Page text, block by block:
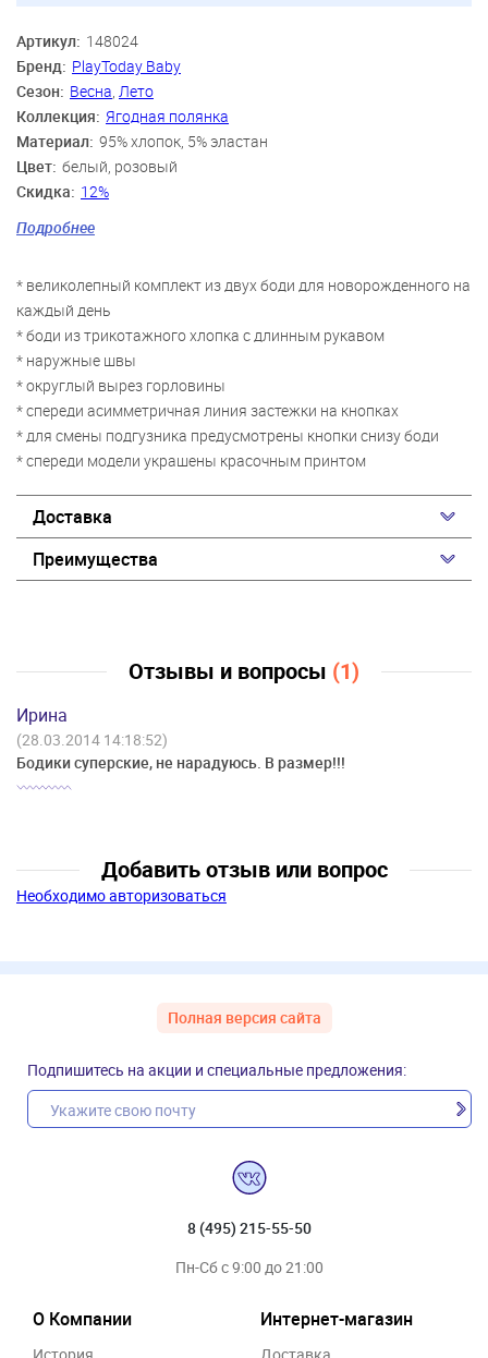
Артикул: 148024
Бренд: PlayToday Baby
Сезон: Весна, Лето
Коллекция: Ягодная полянка
Материал: 95% хлопок, 5% эластан
Цвет: белый, розовый
Скидка: 12%
Девочки
Возраст: 0 мес., 3 мес., 6 мес., 9 мес.
Подробнее
* великолепный комплект из двух боди для новорожденного на
каждый день
* боди из трикотажного хлопка с длинным рукавом
* наружные швы
* округлый вырез горловины
* спереди асимметричная линия застежки на кнопках
* для смены подгузника предусмотрены кнопки снизу боди
* спереди модели украшены красочным принтом
Доставка
Преимущества
Отзывы и вопросы (1)
Ирина
(28.03.2014 14:18:52)
Бодики суперские, не нарадуюсь. В размер!!!
Добавить отзыв или вопрос
Необходимо авторизоваться
Полная версия сайта
Подпишитесь на акции и специальные предложения:
8 (495) 215-55-50
Пн-Сб с 9:00 до 21:00
О Компании Интернет-магазин